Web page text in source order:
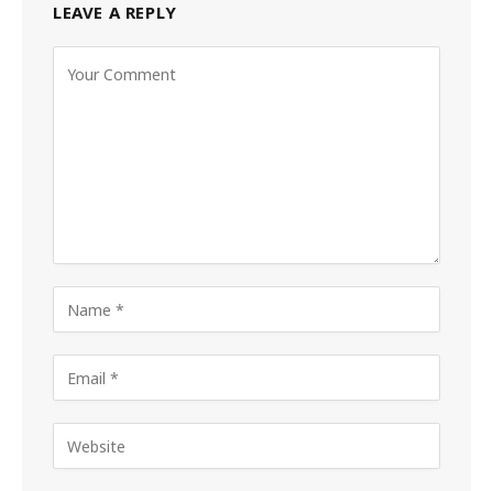
LEAVE A REPLY